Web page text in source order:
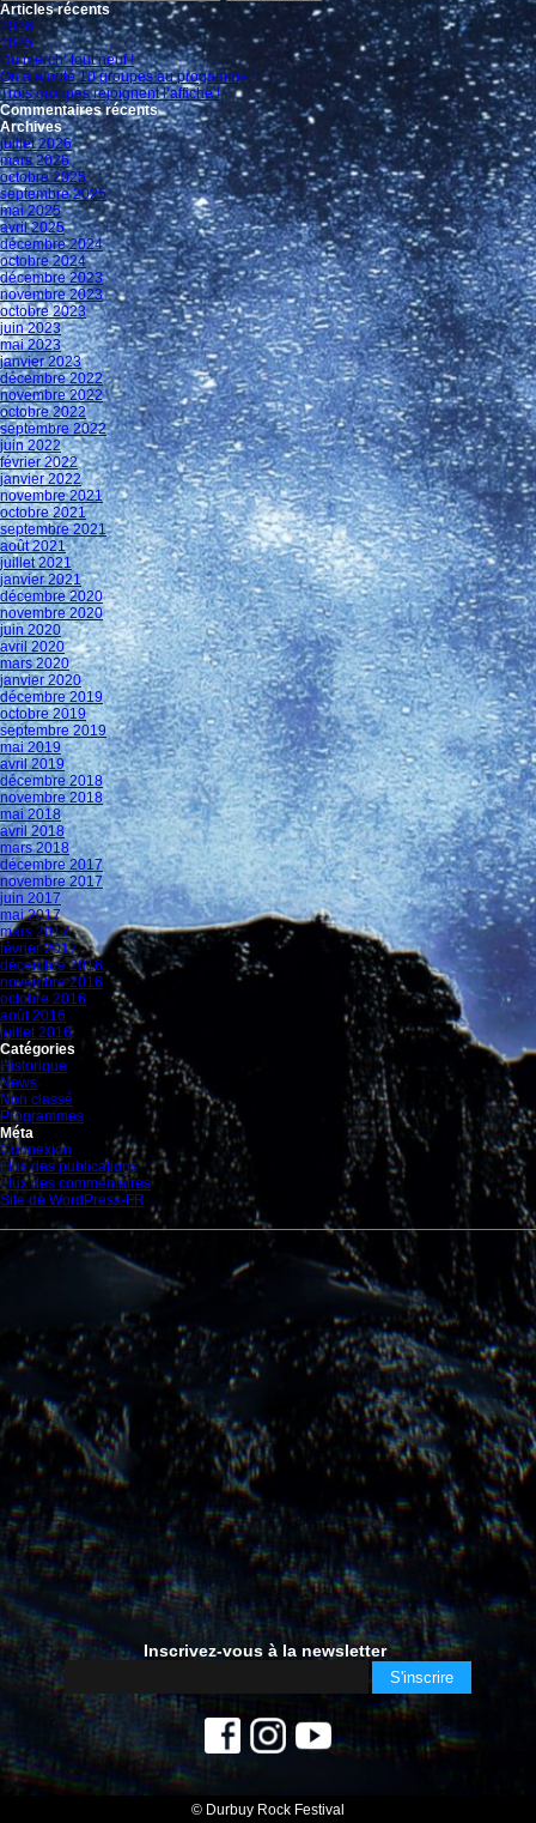
Articles récents
2026
2025
Du merch’ tout neuf !
On a ajouté 10 groupes au progamme !
Trois groupes rejoignent l’affiche !
Commentaires récents
Archives
juillet 2026
mars 2026
octobre 2025
septembre 2025
mai 2025
avril 2025
décembre 2024
octobre 2024
décembre 2023
novembre 2023
octobre 2023
juin 2023
mai 2023
janvier 2023
décembre 2022
novembre 2022
octobre 2022
septembre 2022
juin 2022
février 2022
janvier 2022
novembre 2021
octobre 2021
septembre 2021
août 2021
juillet 2021
janvier 2021
décembre 2020
novembre 2020
juin 2020
avril 2020
mars 2020
janvier 2020
décembre 2019
octobre 2019
septembre 2019
mai 2019
avril 2019
décembre 2018
novembre 2018
mai 2018
avril 2018
mars 2018
décembre 2017
novembre 2017
juin 2017
mai 2017
mars 2017
février 2017
décembre 2016
novembre 2016
octobre 2016
août 2016
juillet 2016
Catégories
Historique
News
Non classé
Programmes
Méta
Connexion
Flux des publications
Flux des commentaires
Site de WordPress-FR
Inscrivez-vous à la newsletter
© Durbuy Rock Festival